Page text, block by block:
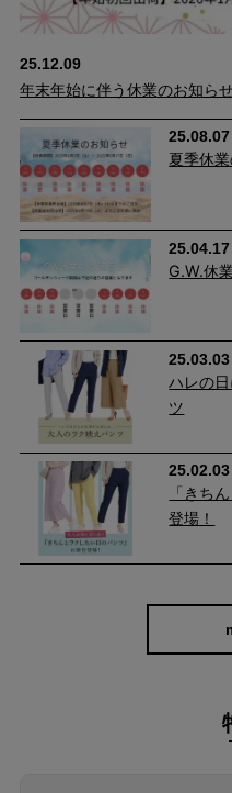
ヒップを立体的にみ
独自のパターン設計で、ヒッ
れいに見せてくれるよう設計。
後ろポケット部分にダーツを
あるヒップにみせることがで
25.12.09
年末年始に伴う休業のお知ら
25.08.07
夏季休
25.04.17
G.W.休
25.03.03
ハレの
ツ
25.02.03
「きち
登場！